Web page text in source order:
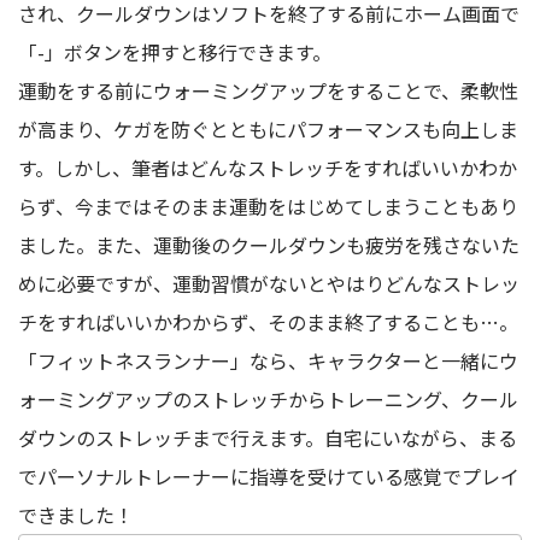
され、クールダウンはソフトを終了する前にホーム画面で
「-」ボタンを押すと移行できます。
運動をする前にウォーミングアップをすることで、柔軟性
が高まり、ケガを防ぐとともにパフォーマンスも向上しま
す。しかし、筆者はどんなストレッチをすればいいかわか
らず、今まではそのまま運動をはじめてしまうこともあり
ました。また、運動後のクールダウンも疲労を残さないた
めに必要ですが、運動習慣がないとやはりどんなストレッ
チをすればいいかわからず、そのまま終了することも…。
「フィットネスランナー」なら、キャラクターと一緒にウ
ォーミングアップのストレッチからトレーニング、クール
ダウンのストレッチまで行えます。自宅にいながら、まる
でパーソナルトレーナーに指導を受けている感覚でプレイ
できました！